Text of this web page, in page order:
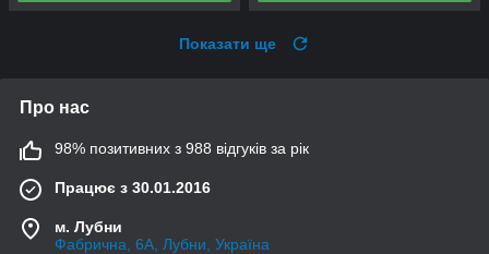
Показати ще
Про нас
98% позитивних з 988 відгуків за рік
Працює з 30.01.2016
м. Лубни
Фабрична, 6А, Лубни, Україна